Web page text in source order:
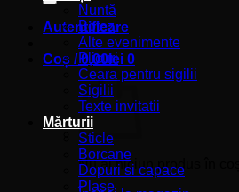
Autentificare
Coș /0,00lei 0
Nu ai niciun produs în coș.
Nuntă
Botez
Alte evenimente
Plicuri
Ceara pentru sigilii
Sigilii
Texte invitatii
Mărturii
Sticle
Borcane
Dopuri si capace
Plase